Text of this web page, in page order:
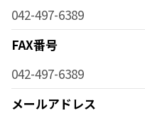
042-497-6389
FAX番号
042-497-6389
メールアドレス